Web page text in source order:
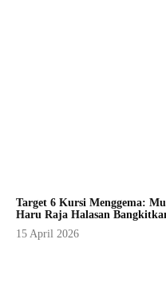
Target 6 Kursi Menggema:
Haru Raja Halasan
15 April 2026